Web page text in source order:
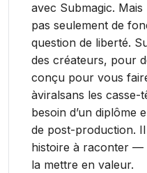
avec Submagic.
pas seulement de
question de liberté.
des créateurs, pour
conçu pour vous
àviralsans les casse-
besoin d’un diplôme
de post-production.
histoire à raconter —
la mettre en valeur.